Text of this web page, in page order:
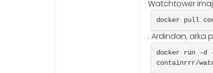
Watchtower
docker pull
. Ardından, arka
docker run -d
containrrr/